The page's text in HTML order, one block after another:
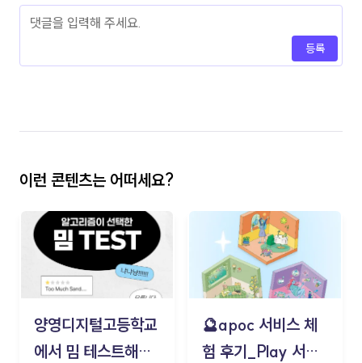
등록
이런 콘텐츠는 어떠세요?
양영디지털고등학교
에서 밈 테스트해보
🔮apoc 서비스 체
험 후기_Play 서비